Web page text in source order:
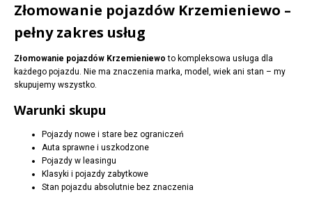
Złomowanie pojazdów Krzemieniewo –
pełny zakres usług
Złomowanie pojazdów Krzemieniewo to kompleksowa usługa dla
każdego pojazdu. Nie ma znaczenia marka, model, wiek ani stan – my
skupujemy wszystko.
Warunki skupu
Pojazdy nowe i stare bez ograniczeń
Auta sprawne i uszkodzone
Pojazdy w leasingu
Klasyki i pojazdy zabytkowe
Stan pojazdu absolutnie bez znaczenia